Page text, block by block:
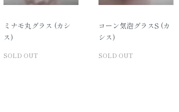
ミナモ丸グラス (カシ
ス)
SOLD OUT
コーン気泡グラスS (カ
シス)
SOLD OUT